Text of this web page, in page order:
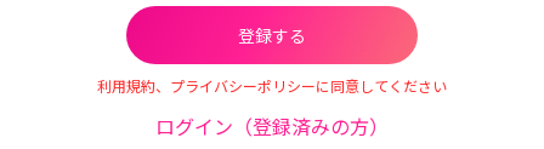
利用規約、プライバシーポリシーに同意してください
ログイン（登録済みの方）